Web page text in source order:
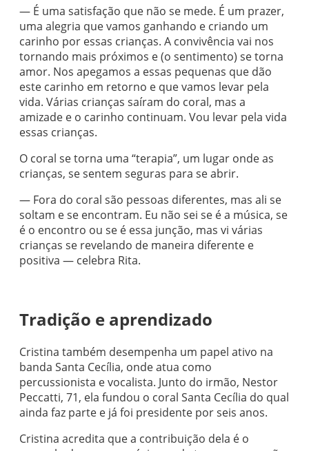
— É uma satisfação que não se mede. É um prazer,
uma alegria que vamos ganhando e criando um
carinho por essas crianças. A convivência vai nos
tornando mais próximos e (o sentimento) se torna
amor. Nos apegamos a essas pequenas que dão
este carinho em retorno e que vamos levar pela
vida. Várias crianças saíram do coral, mas a
amizade e o carinho continuam. Vou levar pela vida
essas crianças.
O coral se torna uma “terapia”, um lugar onde as
crianças, se sentem seguras para se abrir.
— Fora do coral são pessoas diferentes, mas ali se
soltam e se encontram. Eu não sei se é a música, se
é o encontro ou se é essa junção, mas vi várias
crianças se revelando de maneira diferente e
positiva — celebra Rita.
Tradição e aprendizado
Cristina também desempenha um papel ativo na
banda Santa Cecília, onde atua como
percussionista e vocalista. Junto do irmão, Nestor
Peccatti, 71, ela fundou o coral Santa Cecília do qual
ainda faz parte e já foi presidente por seis anos.
Cristina acredita que a contribuição dela é o